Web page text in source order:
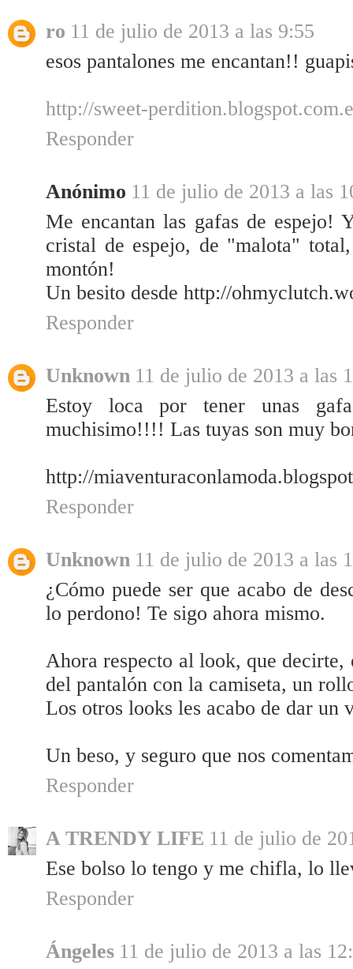
ro 11 de julio de 2013 a las 9:55
esos pantalones me encantan!!
http://sweet-
Responder
Anónimo 11 de julio de 2013 a las
Me encantan las gafas de espejo!
cristal de espejo, de "malota"
montón!
Un besito desde http://
Responder
Unknown 11 de julio de 2013 a las
Estoy loca por tener unas
muchisimo!!!! Las tuyas son muy
http://
Responder
Unknown 11 de julio de 2013 a las
¿Cómo puede ser que acabo de
lo perdono! Te sigo ahora mismo.
Ahora respecto al look, que decirte,
del pantalón con la camiseta, un
Los otros looks les acabo de dar un
Un beso, y seguro que nos
Responder
A TRENDY LIFE 11 de julio de
Ese bolso lo tengo y me chifla, lo
Responder
Ángeles 11 de julio de 2013 a las